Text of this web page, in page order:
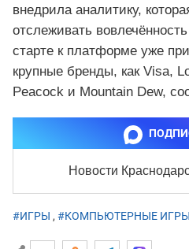
внедрила аналитику,
отслеживать
старте к платформе уже
крупные бренды, как Visa,
Peacock и Mountain Dew,
Новости
#ИГРЫ , #КОМПЬЮТЕРНЫЕ ИГРЫ